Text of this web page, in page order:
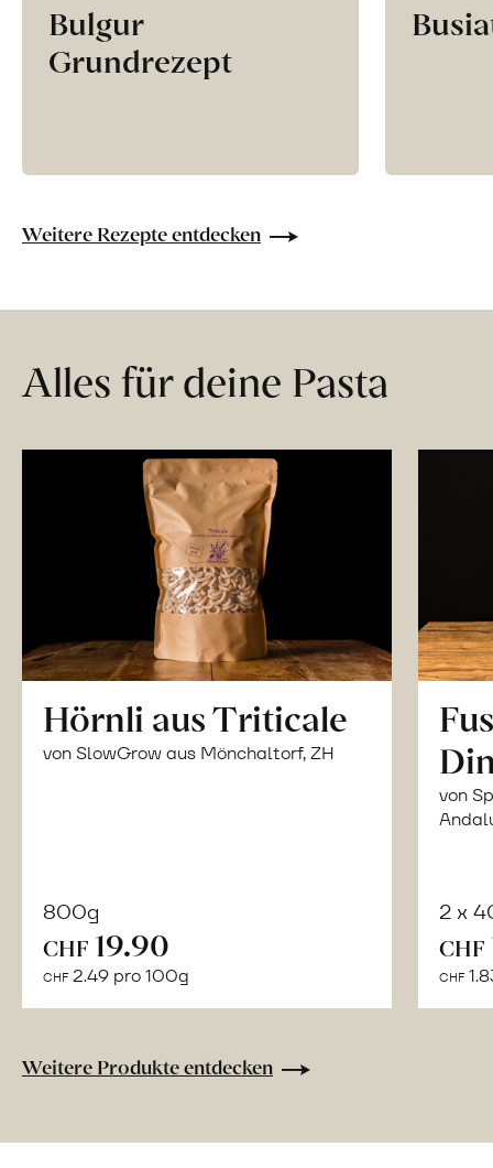
Bulgur
Grundrezept
Weitere Rezepte entdecken
Alles für deine Pasta
Hörnli aus Triticale
von SlowGrow aus Mönchaltorf, ZH
800g
CHF 19.90
CHF 2.49 pro 100g
von
2 x
CHF
CHF
Weitere Produkte entdecken